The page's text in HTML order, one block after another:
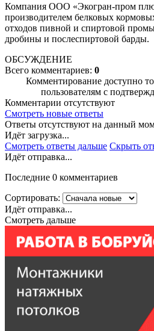
Компания ООО «Экогран-пром
производителем белковых
отходов пивной и спиртовой
дробины и послеспиртовой барды.
ОБСУЖДЕНИЕ
Всего комментариев: 0
Комментирование доступно
пользователям с
Комментарии отсутствуют
Смотреть новые ответы
Ответы отсутствуют на данный
Идёт загрузка...
Смотреть ответы дальше Скрыть
Идёт отправка...
Последние 0 комментариев
Сортировать:
Идёт отправка...
Смотреть дальше